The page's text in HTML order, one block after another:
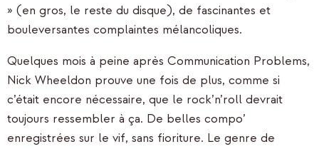
» (en gros, le reste du disque), de fascinantes et
bouleversantes complaintes mélancoliques.
Quelques mois à peine après Communication Problems,
Nick Wheeldon prouve une fois de plus, comme si
c’était encore nécessaire, que le rock’n’roll devrait
toujours ressembler à ça. De belles compo’
enregistrées sur le vif, sans fioriture. Le genre de